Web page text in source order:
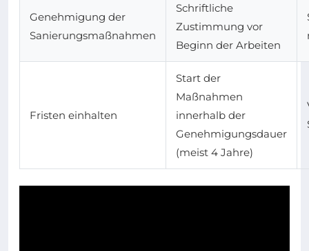
Genehmigung der
Sanierungsmaßnahmen
Schriftliche
Zustimmung vor
Beginn der Arbeiten
Fristen einhalten
Start der
Maßnahmen
innerhalb der
Genehmigungsdauer
(meist 4 Jahre)